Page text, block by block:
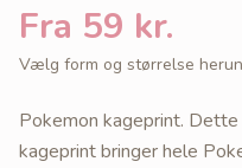
Fra 59 kr.
Vælg form og størrelse
Pokemon kageprint.
kageprint bringer hele